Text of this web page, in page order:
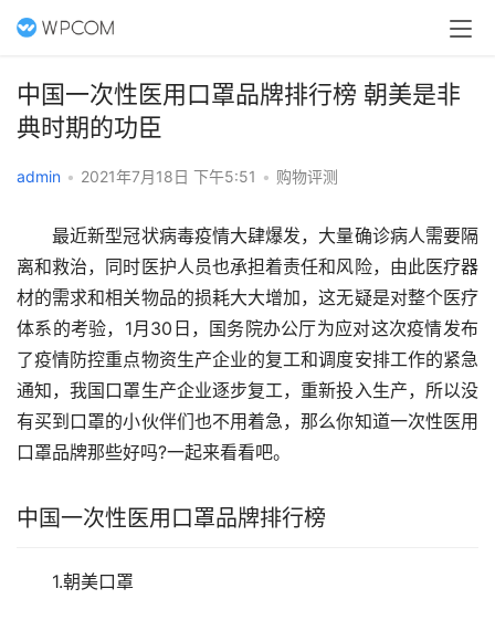
中国一次性医用口罩品牌排行榜 朝美是非
典时期的功臣
admin • 2021年7月18日 下午5:51 • 购物评测
最近新型冠状病毒疫情大肆爆发，大量确诊病人需要隔
离和救治，同时医护人员也承担着责任和风险，由此医疗器
材的需求和相关物品的损耗大大增加，这无疑是对整个医疗
体系的考验，1月30日，国务院办公厅为应对这次疫情发布
了疫情防控重点物资生产企业的复工和调度安排工作的紧急
通知，我国口罩生产企业逐步复工，重新投入生产，所以没
有买到口罩的小伙伴们也不用着急，那么你知道一次性医用
口罩品牌那些好吗?一起来看看吧。
中国一次性医用口罩品牌排行榜
1.朝美口罩